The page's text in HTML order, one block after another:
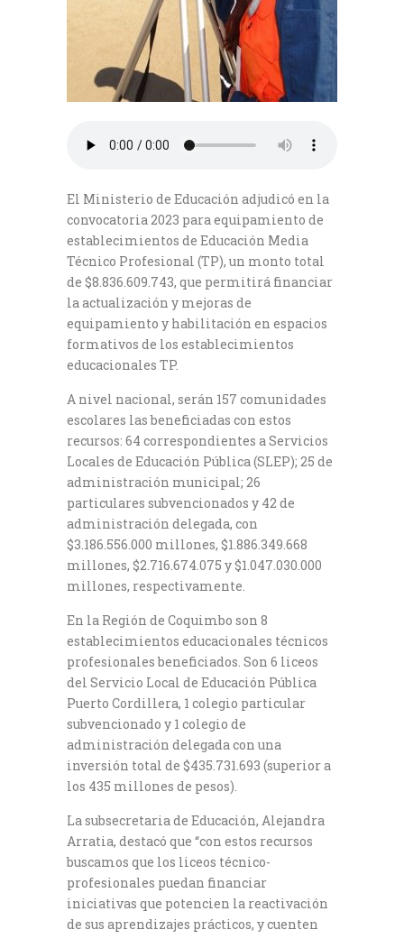
El Ministerio de Educación adjudicó en la
convocatoria 2023 para equipamiento de
establecimientos de Educación Media
Técnico Profesional (TP), un monto total
de $8.836.609.743, que permitirá financiar
la actualización y mejoras de
equipamiento y habilitación en espacios
formativos de los establecimientos
educacionales TP.
A nivel nacional, serán 157 comunidades
escolares las beneficiadas con estos
recursos: 64 correspondientes a Servicios
Locales de Educación Pública (SLEP); 25 de
administración municipal; 26
particulares subvencionados y 42 de
administración delegada, con
$3.186.556.000 millones, $1.886.349.668
millones, $2.716.674.075 y $1.047.030.000
millones, respectivamente.
En la Región de Coquimbo son 8
establecimientos educacionales técnicos
profesionales beneficiados. Son 6 liceos
del Servicio Local de Educación Pública
Puerto Cordillera, 1 colegio particular
subvencionado y 1 colegio de
administración delegada con una
inversión total de $435.731.693 (superior a
los 435 millones de pesos).
La subsecretaria de Educación, Alejandra
Arratia, destacó que “con estos recursos
buscamos que los liceos técnico-
profesionales puedan financiar
iniciativas que potencien la reactivación
de sus aprendizajes prácticos, y cuenten